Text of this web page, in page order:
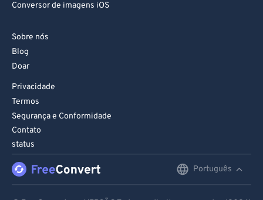
Conversor de imagens iOS
Sobre nós
Blog
Doar
Privacidade
Termos
Segurança e Conformidade
Contato
status
Português